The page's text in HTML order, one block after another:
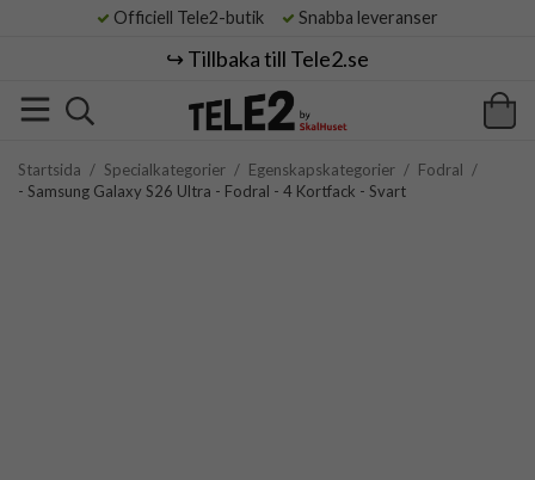
Officiell Tele2-butik Snabba leveranser
↪️ Tillbaka till Tele2.se
Startsida / Specialkategorier / Egenskapskategorier / Fodral /
- Samsung Galaxy S26 Ultra - Fodral - 4 Kortfack - Svart